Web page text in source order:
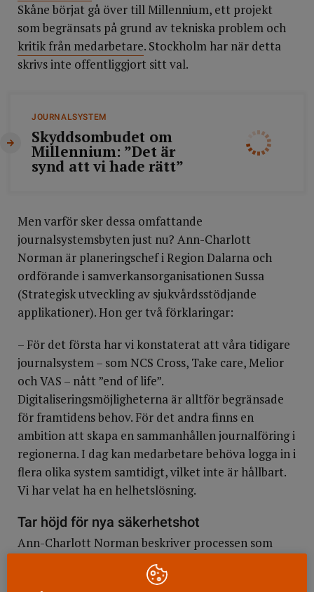
Skåne börjat gå över till Millennium, ett projekt
som begränsats på grund av tekniska problem och
kritik från medarbetare. Stockholm har när detta
skrivs inte offentliggjort sitt val.
JOURNALSYSTEM
Skyddsombudet om
Millennium: ”Det är
synd att vi hade rätt”
Men varför sker dessa omfattande
journalsystemsbyten just nu? Ann-Charlott
Norman är planeringschef i Region Dalarna och
ordförande i samverkansorganisationen Sussa
(Strategisk utveckling av sjukvårdsstödjande
applikationer). Hon ger två förklaringar:
– För det första har vi konstaterat att våra tidigare
journalsystem – som NCS Cross, Take care, Melior
och VAS – nått ”end of life”.
Digitaliseringsmöjligheterna är alltför begränsade
för framtidens behov. För det andra finns en
ambition att skapa en sammanhållen journalföring i
regionerna. I dag kan medarbetare behöva logga in i
flera olika system samtidigt, vilket inte är hållbart.
Vi har velat ha en helhetslösning.
Tar höjd för nya säkerhetshot
Ann-Charlott Norman beskriver processen som
synnerligen komplex. Upphandlingen för de nio
Sussa-regionerna påbörjades redan 2014, då